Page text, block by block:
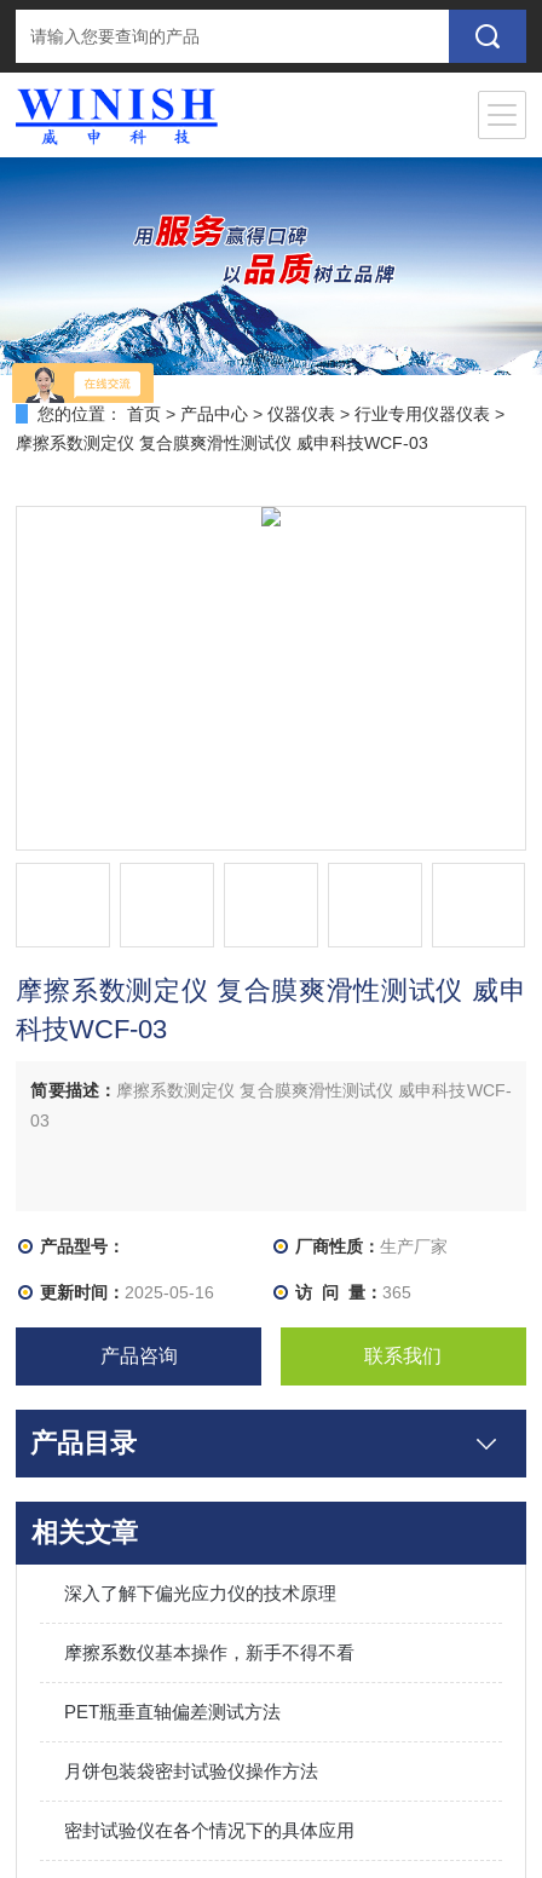
您的位置： 首页 > 产品中心 >仪器仪表 >行业专用仪器仪表 >
摩擦系数测定仪 复合膜爽滑性测试仪 威申科技WCF-03
摩擦系数测定仪 复合膜爽滑性测试仪 威申
科技WCF-03
简要描述： 摩擦系数测定仪 复合膜爽滑性测试仪 威申科技WCF-
03
产品型号： 厂商性质： 生产厂家
更新时间： 2025-05-16 访 问 量： 365
产品咨询 联系我们
产品目录
相关文章
深入了解下偏光应力仪的技术原理
摩擦系数仪基本操作，新手不得不看
PET瓶垂直轴偏差测试方法
月饼包装袋密封试验仪操作方法
密封试验仪在各个情况下的具体应用